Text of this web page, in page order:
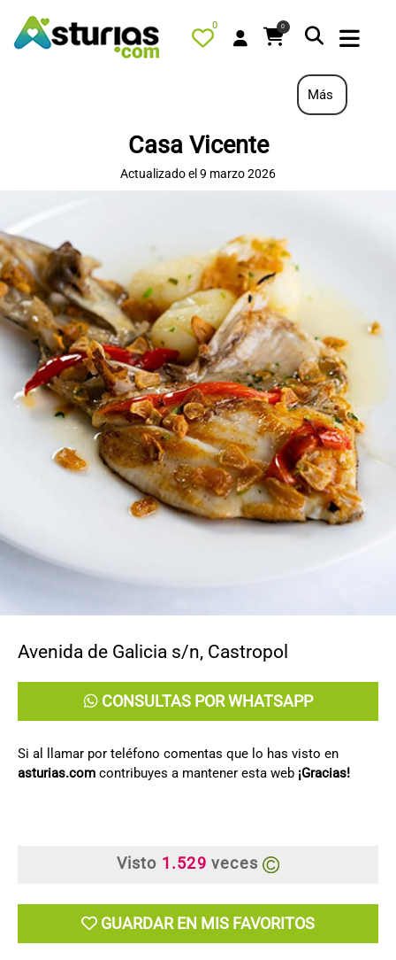
0 0
QUÉ HACER
RESTAURANTES
TURISMO ACTIVO
TIENDA
AGENDA
OFERTAS
CONTACTO
Más
Casa Vicente
Actualizado el 9 marzo 2026
Avenida de Galicia s/n, Castropol
CONSULTAS POR WHATSAPP
Si al llamar por teléfono comentas que lo has visto en
asturias.com contribuyes a mantener esta web ¡Gracias!
Visto 1.529 veces
GUARDAR EN MIS FAVORITOS